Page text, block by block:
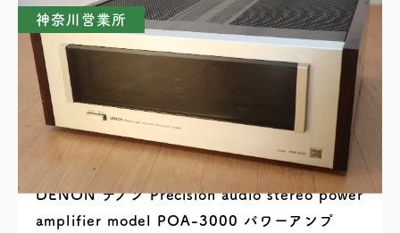
神奈川営業所
DENON デノン Precision audio stereo power
amplifier model POA-3000 パワーアンプ